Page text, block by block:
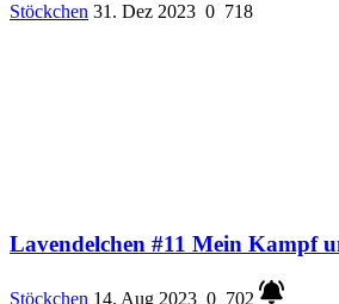
Stöckchen 31. Dez 2023 0 718
Lavendelchen #11 Mein Kampf
Stöckchen 14. Aug 2023 0 702